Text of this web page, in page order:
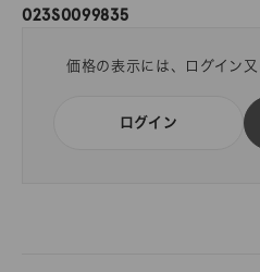
023S0099835
価格の表示には、ログイン又
ログイン